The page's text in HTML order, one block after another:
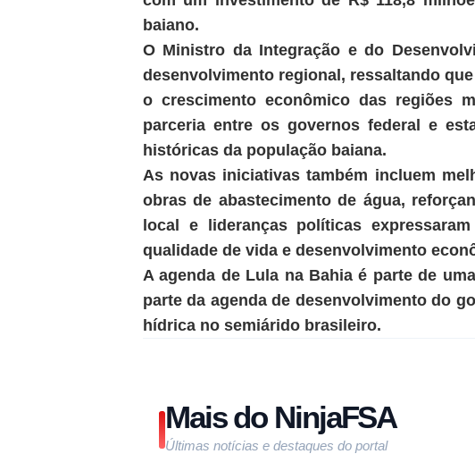
baiano.
O Ministro da Integração e do
desenvolvimento regional, ressaltando
o crescimento econômico das regiões
parceria entre os governos federal e
históricas da população baiana.
As novas iniciativas também incluem
obras de abastecimento de água,
local e lideranças políticas
qualidade de vida e desenvolvimento
A agenda de Lula na Bahia é parte de
parte da agenda de desenvolvimento do
hídrica no semiárido brasileiro.
Mais do NinjaFSA
Últimas notícias e destaques do portal